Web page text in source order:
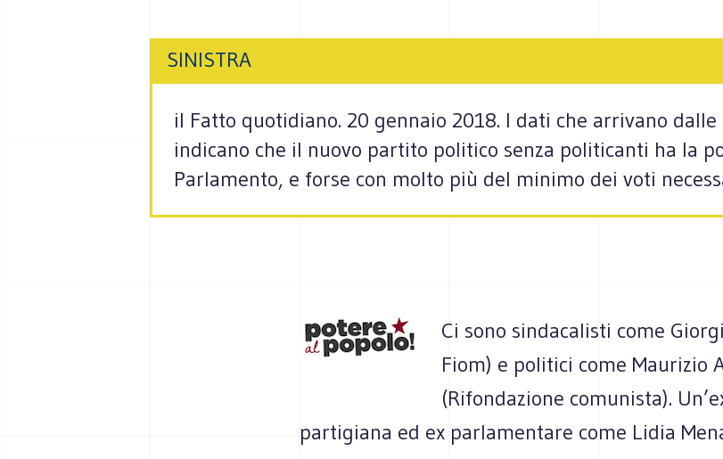
SINISTRA
il Fatto quotidiano. 20 gennaio 2018. I dati che arrivano
indicano che il nuovo partito politico senza politicanti ha la
Parlamento, e forse con molto più del minimo dei voti
Ci sono sindacalisti come
Fiom) e politici come Maurizio
(Rifondazione comunista).
partigiana ed ex parlamentare come Lidia